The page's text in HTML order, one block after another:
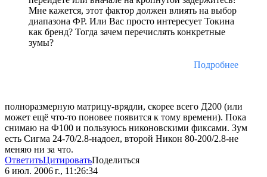
Мне кажется, этот фактор должен влиять на выбор
диапазона ФР. Или Вас просто интересует Токина
как бренд? Тогда зачем перечислять конкретные
зумы?
Подробнее
полноразмерную матрицу-врядли, скорее всего Д200 (или
может ещё что-то поновее появится к тому времени). Пока
снимаю на Ф100 и пользуюсь никоновскими фиксами. Зум
есть Сигма 24-70/2.8-надоел, второй Никон 80-200/2.8-не
меняю ни за что.
ОтветитьЦитироватьПоделиться
6 июл. 2006 г., 11:26:34